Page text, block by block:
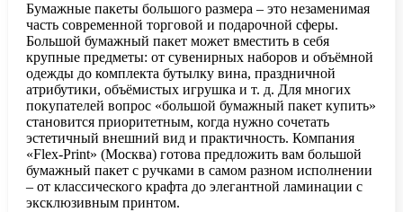
Бумажные пакеты большого размера – это незаменимая
часть современной торговой и подарочной сферы.
Большой бумажный пакет может вместить в себя
крупные предметы: от сувенирных наборов и объёмной
одежды до комплекта бутылку вина, праздничной
атрибутики, объёмистых игрушка и т. д. Для многих
покупателей вопрос «большой бумажный пакет купить»
становится приоритетным, когда нужно сочетать
эстетичный внешний вид и практичность. Компания
«Flex-Print» (Москва) готова предложить вам большой
бумажный пакет с ручками в самом разном исполнении
– от классического крафта до элегантной ламинации с
эксклюзивным принтом.